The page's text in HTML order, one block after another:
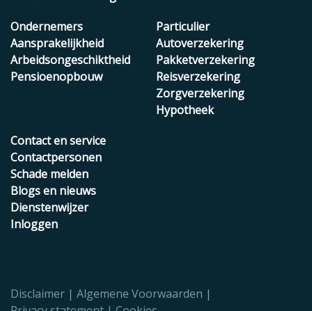
Ondernemers
Aansprakelijkheid
Arbeidsongeschiktheid
Pensioenopbouw
Particulier
Autoverzekering
Pakketverzekering
Reisverzekering
Zorgverzekering
Hypotheek
Contact en service
Contactpersonen
Schade melden
Blogs en nieuws
Dienstenwijzer
Inloggen
Disclaimer
Algemene Voorwaarden